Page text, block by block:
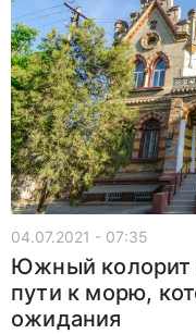
04.07.2021 - 07:35
Южный колорит
пути к морю,
ожидания